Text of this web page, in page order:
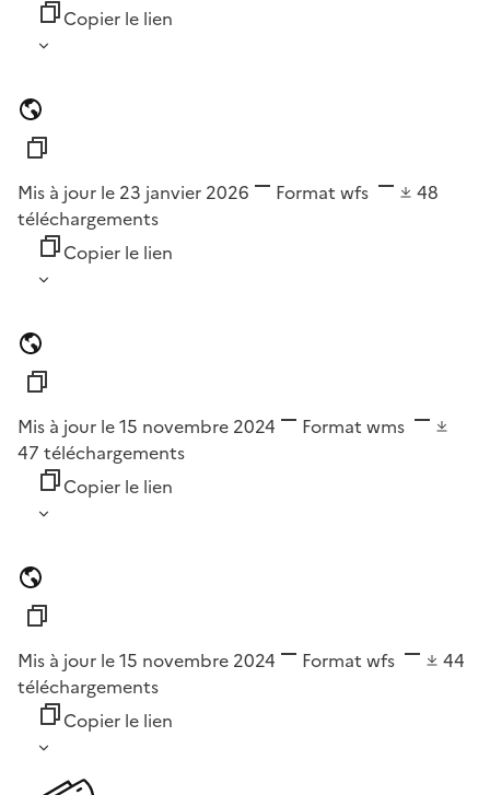
Copier le lien
Mis à jour le 23 janvier 2026 Format wfs
48
téléchargements
Copier le lien
Mis à jour le 15 novembre 2024 Format wms
47 téléchargements
Copier le lien
Mis à jour le 15 novembre 2024 Format wfs
44
téléchargements
Copier le lien